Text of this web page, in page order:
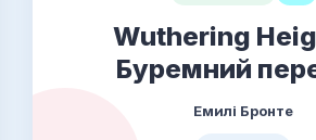
Wuthering
Буремний
Емилі Бронте